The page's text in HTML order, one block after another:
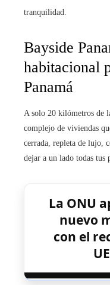
tranquilidad.
Bayside
habitacional
Panamá
A solo 20 kilómetros de
complejo de viviendas
cerrada, repleta de lujo,
dejar a un lado todas tus
La ONU
nuevo
con el